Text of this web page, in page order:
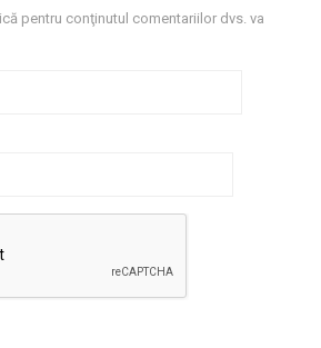
pentru conţinutul comentariilor dvs. va